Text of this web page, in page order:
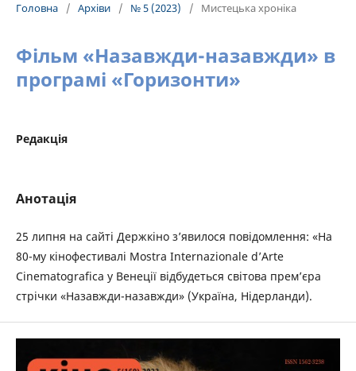
Головна / Архіви / № 5 (2023) / Мистецька хроніка
Фільм «Назавжди-назавжди» в
програмі «Горизонти»
Редакція
Анотація
25 липня на сайті Держкіно з’явилося повідомлення: «На
80-му кінофестивалі Mostra Internazionale d’Arte
Cinematografica у Венеції відбудеться світова премʼєра
стрічки «Назавжди-назавжди» (Україна, Нідерланди).